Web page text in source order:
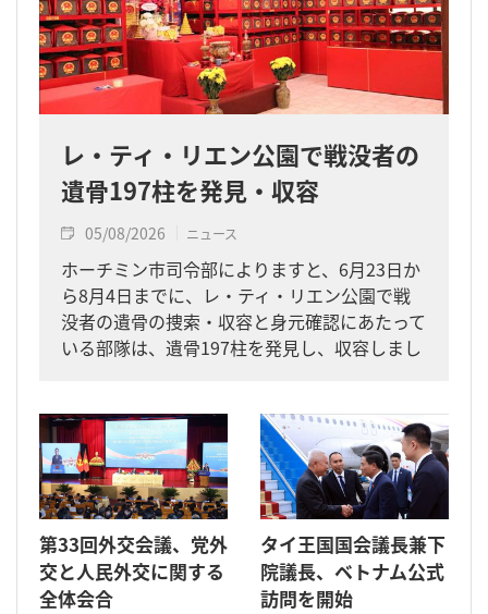
レ・ティ・リエン公園で戦没者の
遺骨197柱を発見・収容
05/08/2026 ニュース
ホーチミン市司令部によりますと、6月23日か
ら8月4日までに、レ・ティ・リエン公園で戦
没者の遺骨の捜索・収容と身元確認にあたって
いる部隊は、遺骨197柱を発見し、収容しまし
第33回外交会議、党外
交と人民外交に関する
全体会合
タイ王国国会議長兼下
院議長、ベトナム公式
訪問を開始